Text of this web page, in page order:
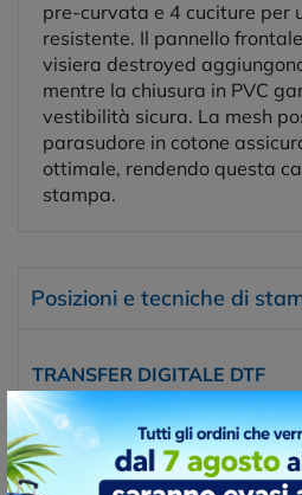
pre-curvata e 4 cuciture per
resistente. Il pannello
visiera destroyed
mentre la chiusura in PVC
vestibilità sicura. La mesh
parasudore in cotone
ottimale, rendendo questa
stampa.
Posizioni e tecniche di
TRANSFER DIGITALE DTF
Transfer digitale DTF, è una
quando si devono stampare
Questo tipo di transfer non ha
bianca obbligatoria.